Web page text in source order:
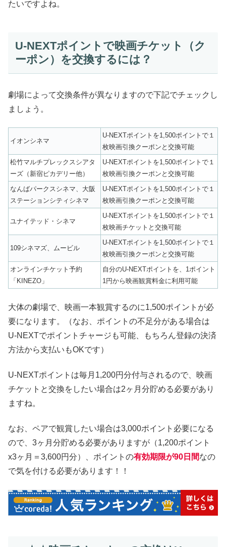
たいですよね。
U-NEXTポイントで映画チケット（ク
ーポン）を交換するには？
劇場によって交換条件が異なりますので下記でチェックし
ましょう。
イオンシネマ
U-NEXTポイントを1,500ポイントで１
枚映画引換クーポンと交換可能
松竹マルチプレックスシアタ
ーズ（新宿ピカデリー他）
U-NEXTポイントを1,500ポイントで１
枚映画引換クーポンと交換可能
なんばパークスシネマ、大阪
ステーションシティシネマ
U-NEXTポイントを1,500ポイントで１
枚映画引換クーポンと交換可能
ユナイテッド・シネマ
U-NEXTポイントを1,500ポイントで１
枚映画チケットと交換可能
109シネマズ、ムービル
U-NEXTポイントを1,500ポイントで１
枚映画引換クーポンと交換可能
オンラインチケット予約
「KINEZO」
自分のU-NEXTポイントを、1ポイント
1円から映画観賞料金に利用可能
大体の劇場で、映画一本観賞するのに1,500ポイントが必
要になります。（なお、ポイントの不足分がある場合は
U-NEXTでポイントチャージも可能、もちろん登録の決済
方法から支払いもOKです）
U-NEXTポイントは毎月1,200円分付与されるので、映画
チケットと交換をしたい場合は2ヶ月分貯める必要があり
ますね。
なお、ペアで観賞したい場合は3,000ポイント必要になる
ので、3ヶ月分貯める必要がありますが（1,200ポイント
x3ヶ月＝3,600円分）、ポイントの有効期限が90日間なの
で気を付ける必要があります！！